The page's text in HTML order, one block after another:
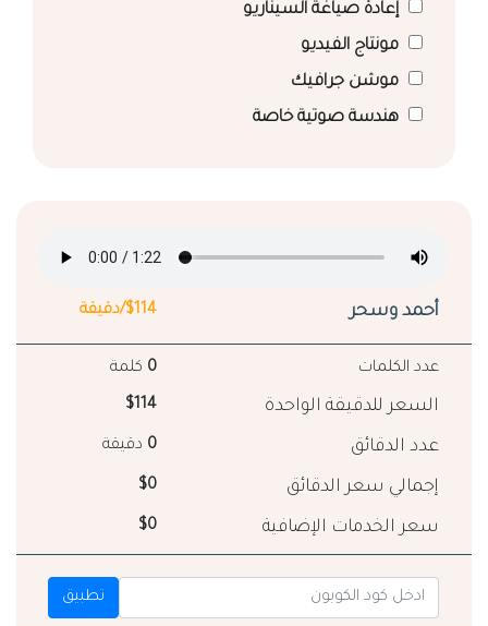
إعادة صياغة السيناريو
مونتاج الفيديو
موشن جرافيك
هندسة صوتية خاصة
أحمد وسحر $114/دقيقة
عدد الكلمات 0 كلمة
السعر للدقيقة الواحدة $114
عدد الدقائق 0 دقيقة
إجمالي سعر الدقائق $0
سعر الخدمات الإضافية $0
تطبيق